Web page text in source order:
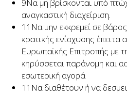
9Να μη βρίσκονται υπό
αναγκαστική διαχείριση.
11 Να μην εκκρεμεί σε
κρατικής ενίσχυσης
Ευρωπαϊκής Επιτροπής με
κηρύσσεται παράνομη και
εσωτερική αγορά.
11 Να διαθέτουν ή να